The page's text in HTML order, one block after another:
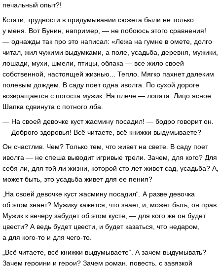
печальный опыт?!
Кстати, трудности в придумывании сюжета были не только
у меня. Вот Бунин, например, — не побоюсь этого сравнения!
— однажды так про это написал: «Лежа на гумне в омете, долго
читал, жил чужими выдумками, а поле, усадьба, деревня, мужики,
лошади, мухи, шмели, птицы, облака — все жило своей
собственной, настоящей жизнью... Тепло. Мягко пахнет далеким
полевым дождем. В саду поет одна иволга. По сухой дороге
возвращается с погоста мужик. На плече — лопата. Лицо ясное.
Шапка сдвинута с потного лба.
— На своей девочке куст жасмину посадил! — бодро говорит он.
— Доброго здоровья! Всё читаете, всё книжки выдумываете?
Он счастлив. Чем? Только тем, что живет на свете. В саду поет
иволга — не спеша выводит игривые трели. Зачем, для кого? Для
себя ли, для той ли жизни, которой сто лет живет сад, усадьба? А,
может быть, это усадьба живет для ее пения?
„На своей девочке куст жасмину посадил“. А разве девочка
об этом знает? Мужику кажется, что знает, и, может быть, он прав.
Мужик к вечеру забудет об этом кусте, — для кого же он будет
цвести? А ведь будет цвести, и будет казаться, что недаром,
а для кого-то и для чего-то.
„Всё читаете, всё книжки выдумываете“. А зачем выдумывать?
Зачем героини и герои? Зачем роман, повесть, с завязкой